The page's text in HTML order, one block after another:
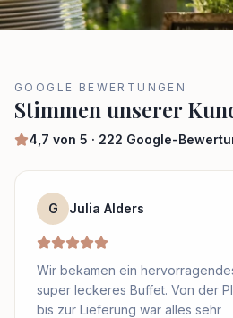
GOOGLE BEWERTUNGEN
Stimmen unserer
4,7 von 5 · 222 Google-
G Julia Alders
Wir bekamen ein
super leckeres Buffet. Von der
bis zur Lieferung war alles sehr